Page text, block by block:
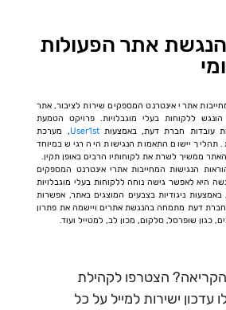
הנגשת אתר הפעולות
אתרי אינטרנט המספקים שירות לציבור, אתר
ללקוחות בעלי מוגבלויות. פרויקט הטמעת
עובדות חברת דעת, באמצעותUser1st, מערכת
תהליך יישום התאמות הנגישות היה רגיש במיוחד
ממשיך לשרת את לקוחותיו הרבים באופן תקין.
לחוק הוראות הנגישות המחייבות אתרי אינטרנט המספקים
היא לאפשר גישה נוחה ללקוחות בעלי מוגבלויות
באמצעות ניגודיות בצבעים המוצגים באתר, אפשרות
דעת מתמחה בהנגשת אתרים ויישמה את פתרון
הצטרפו לקהילת
עדכון ישירות למייל על כל